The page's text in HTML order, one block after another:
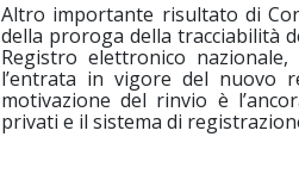
Altro importante risultato di
della proroga della tracciabilità
Registro elettronico
l’entrata in vigore del nuovo
motivazione del rinvio è
privati e il sistema di